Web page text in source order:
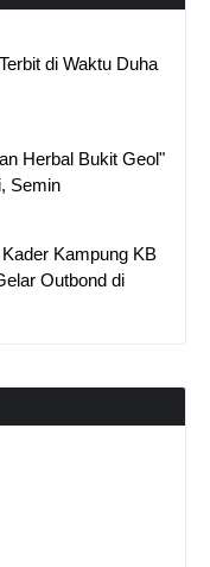
di Waktu Duha
Herbal Bukit Geol"
Semin
Kampung KB
Outbond di